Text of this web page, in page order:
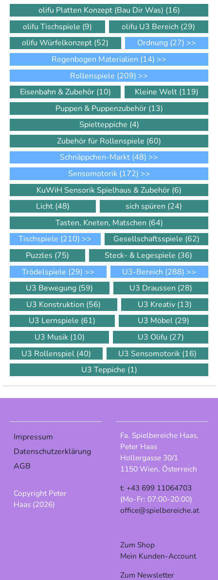
olifu Platten Konzept (Bau Dir Was) (16)
olifu Tischspiele (9) olifu U3 Bereich (29)
olifu Würfelkonzept (52) Ordnung (27) >>
Regenbogen Materialien (14) >>
Rollenspiele (209) >>
Eisenbahn & Zubehör (10) Kleine Welt (119)
Puppen & Puppenzubehör (13)
Spielteppiche (4)
Zubehör für Rollenspiele (60)
Schnäppchen-Markt (48) >>
Sensomotorik (172) >>
KuWiH Sensorik Spielhaus & Zubehör (6)
Licht (48) sich spüren (24)
Tasten, Kneten, Matschen (64)
Tischspiele (210) >> Gesellschaftsspiele (62)
Puzzles (75) Steck- & Legespiele (36)
Trödelspiele (29) >> U3-Bereich (288) >>
U3 Bewegung (59) U3 Draussen (28)
U3 Konstruktion (56) U3 Kreativ (13)
U3 Lernspiele (61) U3 Möbel (29)
U3 Musik (10) U3 Olifu (27)
U3 Rollenspiel (40) U3 Sensomotorik (16)
U3 Teppiche (1)
Impressum
Datenschutzerklärung
AGB
Copyright Peter
Haas (2026)
Fa. Spielbereiche Haas,
Peter Haas
Hollergasse 30/1
1150 Wien, Österreich
t: +43 699 11064703
(Mo-Fr: 07:00-20:00)
office@spielbereiche.at
Zum Shop
Mein Kunden-Account
Zum Newsletter